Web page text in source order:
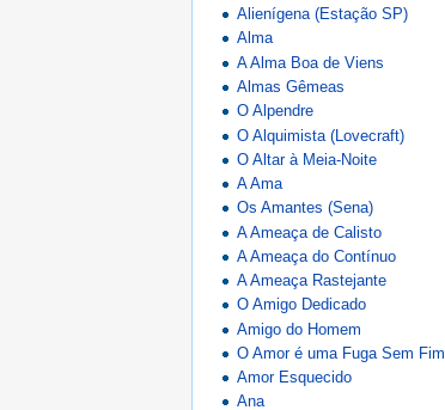
Alienígena (Estação SP)
Alma
A Alma Boa de Viens
Almas Gêmeas
O Alpendre
O Alquimista (Lovecraft)
O Altar à Meia-Noite
A Ama
Os Amantes (Sena)
A Ameaça de Calisto
A Ameaça do Contínuo
A Ameaça Rastejante
O Amigo Dedicado
Amigo do Homem
O Amor é uma Fuga Sem Fim
Amor Esquecido
Ana